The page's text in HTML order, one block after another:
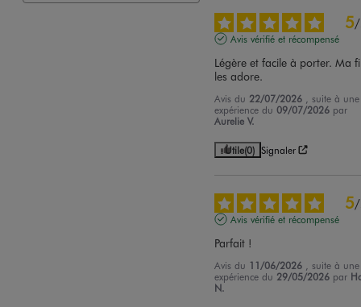
5/
Avis vérifié et récompensé
Légère et facile à porter. Ma
les adore.
Avis du 22/07/2026
, suite à une
expérience du09/07/2026 par
Aurelie V.
Utile(0) Signaler
5/
Avis vérifié et récompensé
Parfait !
Avis du 11/06/2026
, suite à une
expérience du 29/05/2026 par
N.